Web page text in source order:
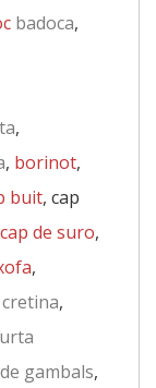
badoca,
,
, borinot,
buit, cap
cap de suro,
,
,
gambals,